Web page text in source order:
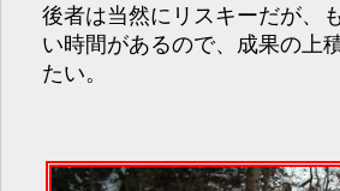
後者は当然にリスキーだが、
い時間があるので、成果の上
たい。